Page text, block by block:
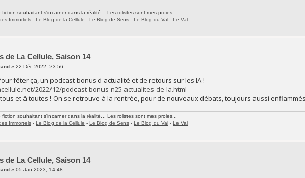
souhaitant s'incarner dans la réalité... Les rolistes sont mes proies...
Immortels - Le Blog de la Cellule - Le Blog de Sens - Le Blog du Val - Le Val
de La Cellule, Saison 14
» 22 Déc 2022, 23:56
fêter ça, un podcast bonus d'actualité et de retours sur les IA !
2022/12/podcast-bonus-n25-actualites-de-la.html
et à toutes ! On se retrouve à la rentrée, pour de nouveaux débats, toujours aussi
souhaitant s'incarner dans la réalité... Les rolistes sont mes proies...
Immortels - Le Blog de la Cellule - Le Blog de Sens - Le Blog du Val - Le Val
de La Cellule, Saison 14
» 05 Jan 2023, 14:48